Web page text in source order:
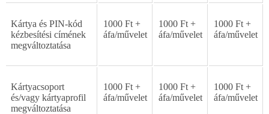
Kártya és PIN-kód
kézbesítési címének
megváltoztatása
1000 Ft +
áfa/művelet
1000 Ft +
áfa/művelet
1000 Ft +
áfa/művelet
Kártyacsoport
és/vagy kártyaprofil
megváltoztatása
1000 Ft +
áfa/művelet
1000 Ft +
áfa/művelet
1000 Ft +
áfa/művelet